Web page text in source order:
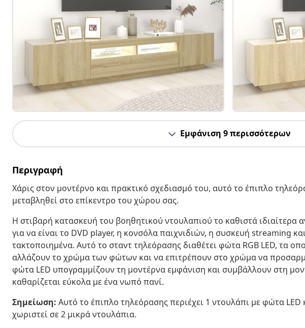
Εμφάνιση 9 περισσότερων
Περιγραφή
Χάρις στον μοντέρνο και πρακτικό σχεδιασμό του, αυτό το έπιπλο
μεταβληθεί στο επίκεντρο του χώρου σας.
Η στιβαρή κατασκευή του βοηθητικού ντουλαπιού το καθιστά ιδιαίτερα
για να είναι το DVD player, η κονσόλα παιχνιδιών, η συσκευή streaming
τακτοποιημένα. Αυτό το σταντ τηλεόρασης διαθέτει φώτα RGB LED, τα
αλλάζουν το χρώμα των φώτων και να επιτρέπουν στο χρώμα να
φώτα LED υπογραμμίζουν τη μοντέρνα εμφάνιση και συμβάλλουν στη
καθαρίζεται εύκολα με ένα νωπό πανί.
Σημείωση: Αυτό το έπιπλο τηλεόρασης περιέχει 1 ντουλάπι με φώτα
χωριστεί σε 2 μικρά ντουλάπια.